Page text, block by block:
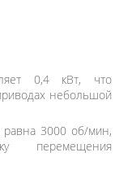
0,4 кВт, что
небольшой
равна 3000 об/мин,
перемещения